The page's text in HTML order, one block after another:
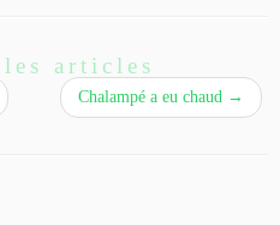
articles
Chalampé a eu chaud →